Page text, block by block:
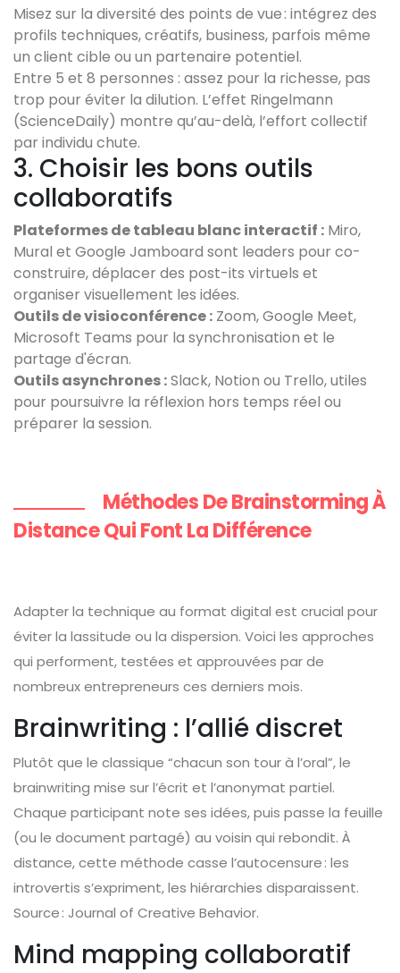
Misez sur la diversité des points de vue : intégrez des
profils techniques, créatifs, business, parfois même
un client cible ou un partenaire potentiel.
Entre 5 et 8 personnes : assez pour la richesse, pas
trop pour éviter la dilution. L’effet Ringelmann
(ScienceDaily) montre qu’au-delà, l’effort collectif
par individu chute.
3. Choisir les bons outils
collaboratifs
Plateformes de tableau blanc interactif : Miro,
Mural et Google Jamboard sont leaders pour co-
construire, déplacer des post-its virtuels et
organiser visuellement les idées.
Outils de visioconférence : Zoom, Google Meet,
Microsoft Teams pour la synchronisation et le
partage d'écran.
Outils asynchrones :Slack, Notion ou Trello, utiles
pour poursuivre la réflexion hors temps réel ou
préparer la session.
Méthodes De Brainstorming À
Distance Qui Font La Différence
Adapter la technique au format digital est crucial pour
éviter la lassitude ou la dispersion. Voici les approches
qui performent, testées et approuvées par de
nombreux entrepreneurs ces derniers mois.
Brainwriting : l’allié discret
Plutôt que le classique “chacun son tour à l’oral”, le
brainwriting mise sur l’écrit et l’anonymat partiel.
Chaque participant note ses idées, puis passe la feuille
(ou le document partagé) au voisin qui rebondit. À
distance, cette méthode casse l’autocensure : les
introvertis s’expriment, les hiérarchies disparaissent.
Source : Journal of Creative Behavior.
Mind mapping collaboratif